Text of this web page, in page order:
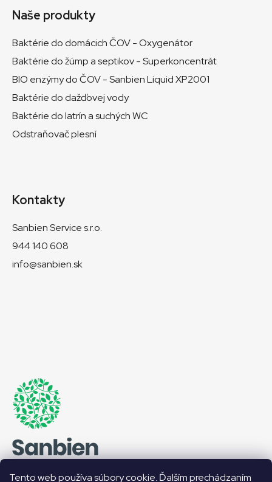
Tento web používa súbory cookie. Ďalším prechádzaním
Naše produkty
Baktérie do domácich ČOV - Oxygenátor
Baktérie do žúmp a septikov - Superkoncentrát
BIO enzýmy do ČOV - Sanbien Liquid XP2001
Baktérie do dažďovej vody
Baktérie do latrín a suchých WC
Odstraňovač plesní
Kontakty
Sanbien Service s.r.o.
944 140 608
info@sanbien.sk